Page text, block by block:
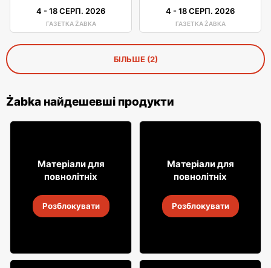
4 -18 СЕРП. 2026
ГАЗЕТКА ŻABKA
4 -18 СЕРП. 2026
ГАЗЕТКА ŻABKA
БІЛЬШЕ (2)
Żabka найдешевші продукти
49
Алкогольні напої Soplica
18 серп. 2026
Матеріали для
повнолітніх
Розблокувати
3199
Алкогольні напої Soplica
18 серп. 2026
Матеріали для
повнолітніх
Розблокувати